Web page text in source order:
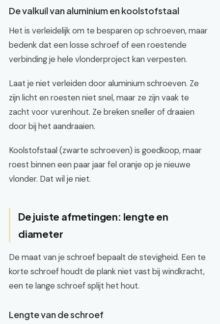
De valkuil van aluminium en koolstofstaal
Het is verleidelijk om te besparen op schroeven, maar
bedenk dat een losse schroef of een roestende
verbinding je hele vlonderproject kan verpesten.
Laat je niet verleiden door aluminium schroeven. Ze
zijn licht en roesten niet snel, maar ze zijn vaak te
zacht voor vurenhout. Ze breken sneller of draaien
door bij het aandraaien.
Koolstofstaal (zwarte schroeven) is goedkoop, maar
roest binnen een paar jaar fel oranje op je nieuwe
vlonder. Dat wil je niet.
De juiste afmetingen: lengte en
diameter
De maat van je schroef bepaalt de stevigheid. Een te
korte schroef houdt de plank niet vast bij windkracht,
een te lange schroef splijt het hout.
Lengte van de schroef